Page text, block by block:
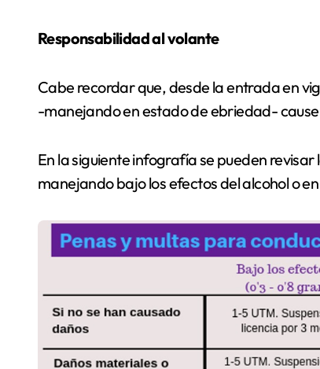
Responsabilidad al volante
Cabe recordar que, desde la entrada en
-manejando en estado de ebriedad-
En la siguiente infografía se pueden
manejando bajo los efectos del alcohol o